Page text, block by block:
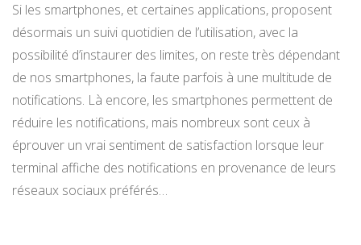
Si les smartphones, et certaines applications, proposent
désormais un suivi quotidien de l’utilisation, avec la
possibilité d’instaurer des limites, on reste très dépendant
de nos smartphones, la faute parfois à une multitude de
notifications. Là encore, les smartphones permettent de
réduire les notifications, mais nombreux sont ceux à
éprouver un vrai sentiment de satisfaction lorsque leur
terminal affiche des notifications en provenance de leurs
réseaux sociaux préférés…